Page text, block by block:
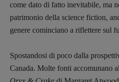
come dato di fatto inevitabile, ma
patrimonio della science fiction,
genere cominciano a riflettere sul
Spostandosi di poco dalla
Canada. Molte fonti accomunano